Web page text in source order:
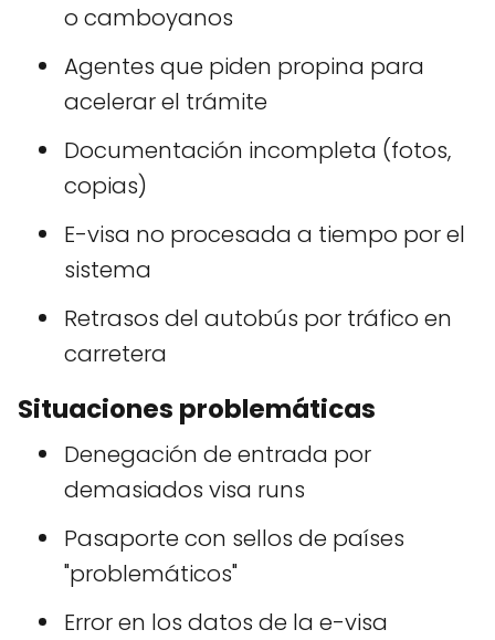
o camboyanos
Agentes que piden propina para
acelerar el trámite
Documentación incompleta (fotos,
copias)
E-visa no procesada a tiempo por el
sistema
Retrasos del autobús por tráfico en
carretera
Situaciones problemáticas
Denegación de entrada por
demasiados visa runs
Pasaporte con sellos de países
"problemáticos"
Error en los datos de la e-visa